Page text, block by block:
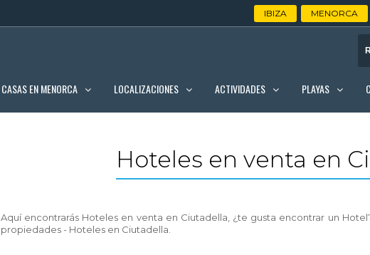
IBIZA MENORCA
CASAS EN MENORCA LOCALIZACIONES ACTIVIDADES PLAYAS
Hoteles en venta en
Aquí encontrarás Hoteles en venta en Ciutadella, ¿te gusta encontrar un
propiedades - Hoteles en Ciutadella.